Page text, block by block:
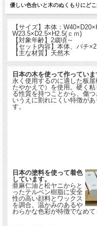
優しい色合いと木のぬくもりにど
【サイズ】本体：
W23.5×D2.5×H2.5(ｃｍ)
【対象年齢】2歳頃～
【セット内容】本体、バチ
【主な材質】天然木
日本の木を使って作っていま
永く使用するのに適した板屋
たやかえで）を使用。硬く粘
る性質を持つことから、傷つ
いうえに割れにくい特徴があ
す。
日本の塗料を使って着色
しています。
亜麻仁油と松ヤニからと
ったテルペン樹脂に安全
性の高い顔料とワックス
を調合。温かみのあるや
わらかな色彩が特徴でなめて